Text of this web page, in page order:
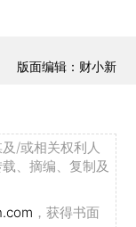
版面编辑：财小新
/或相关权利人
、摘编、复制及
，获得书面